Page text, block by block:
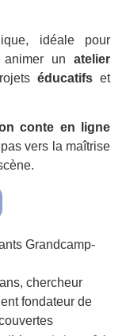
idéale pour
animer unatelier
éducatifset
conte en ligne
vers la maîtrise
chercheur
fondateur de